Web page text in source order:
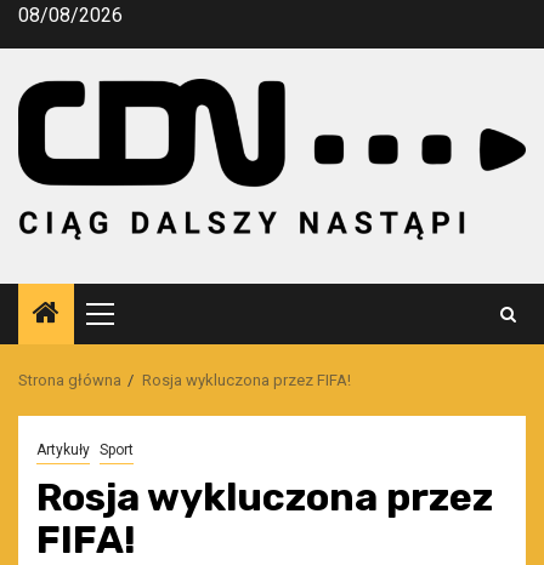
Przejdź
08/08/2026
Menu
główne
Strona główna Rosja wykluczona przez FIFA!
Artykuły Sport
Rosja wykluczona przez
FIFA!